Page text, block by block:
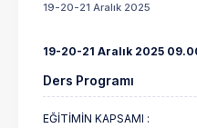
19-20-21 Aralık 2025
19-20-21 Aralık 2025
Ders Programı
EĞİTİMİN KAPSAMI :